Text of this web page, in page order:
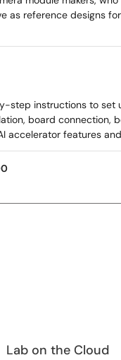
as reference designs
instructions to set
board connection,
accelerator features
Lab on the Cloud